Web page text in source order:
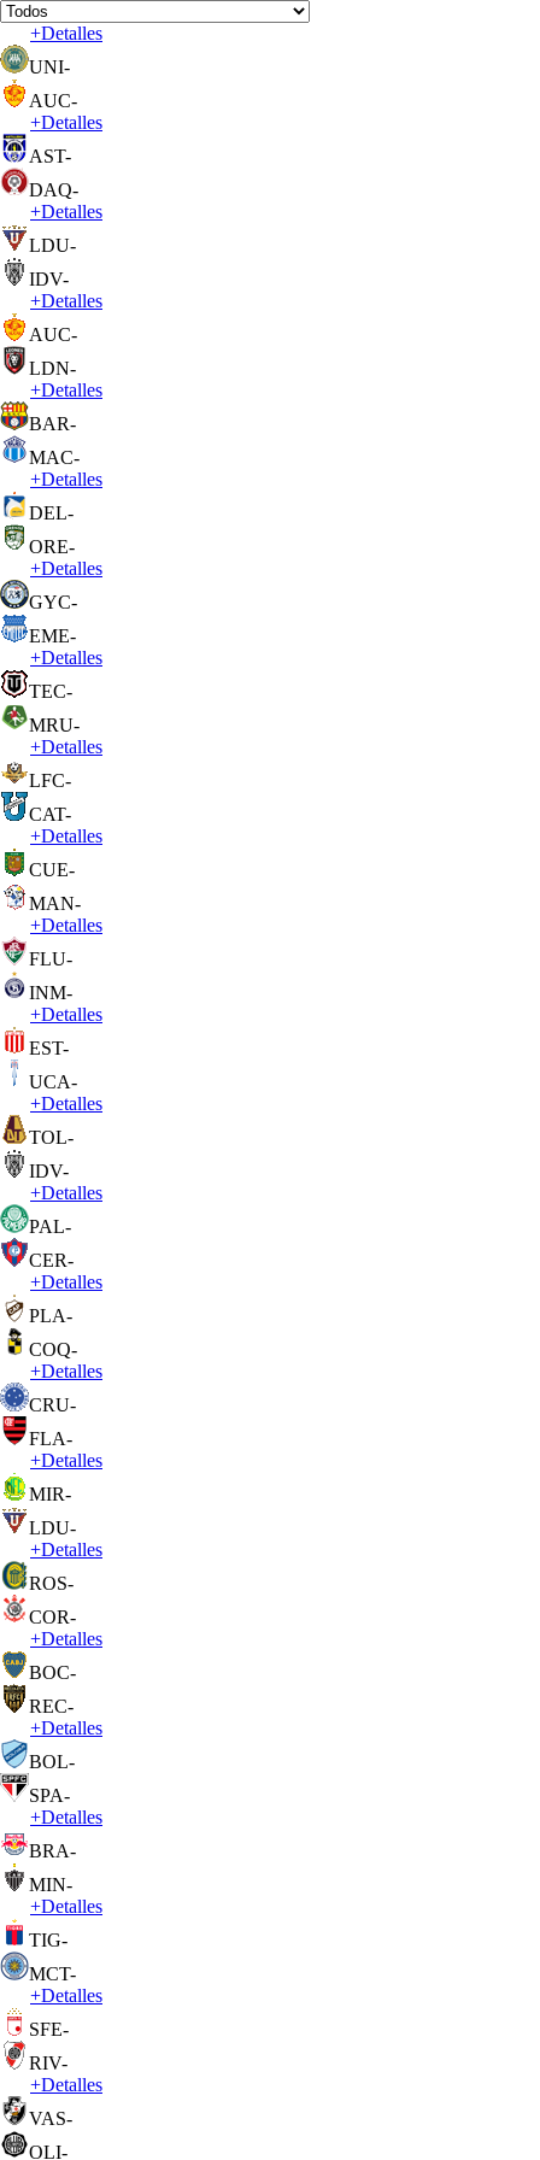
+Detalles
UNI-
AUC-
+Detalles
AST-
DAQ-
+Detalles
LDU-
IDV-
+Detalles
AUC-
LDN-
+Detalles
BAR-
MAC-
+Detalles
DEL-
ORE-
+Detalles
GYC-
EME-
+Detalles
TEC-
MRU-
+Detalles
LFC-
CAT-
+Detalles
CUE-
MAN-
+Detalles
FLU-
INM-
+Detalles
EST-
UCA-
+Detalles
TOL-
IDV-
+Detalles
PAL-
CER-
+Detalles
PLA-
COQ-
+Detalles
CRU-
FLA-
+Detalles
MIR-
LDU-
+Detalles
ROS-
COR-
+Detalles
BOC-
REC-
+Detalles
BOL-
SPA-
+Detalles
BRA-
MIN-
+Detalles
TIG-
MCT-
+Detalles
SFE-
RIV-
+Detalles
VAS-
OLI-